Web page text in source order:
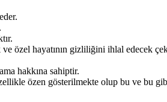
özel hayatının gizliliğini ihlal edecek
hakkına sahiptir.
özen gösterilmekte olup bu ve bu